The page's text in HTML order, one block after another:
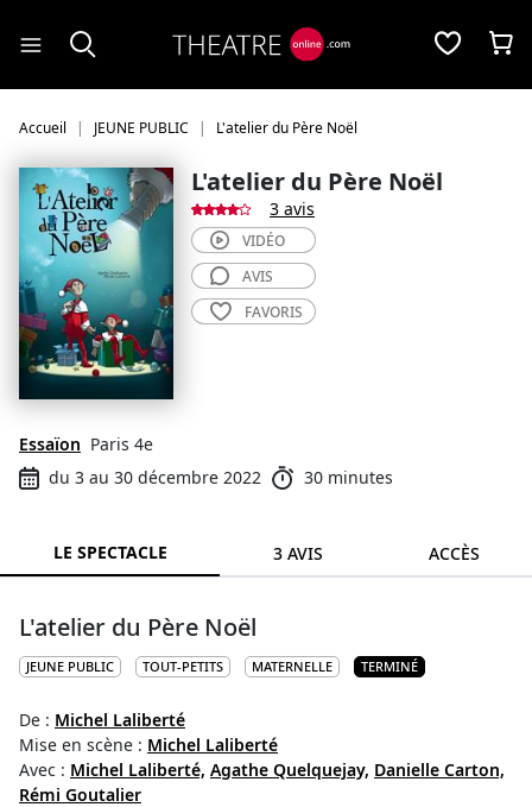
Accueil JEUNE PUBLIC L'atelier du Père Noël
L'atelier du Père Noël
3 avis
Essaïon Paris 4e
du 3 au 30 décembre 2022
30 minutes
VIDÉO
AVIS
FAVORIS
LE SPECTACLE 3 AVIS ACCÈS
L'atelier du Père Noël
JEUNE PUBLIC TOUT-PETITS MATERNELLE TERMINÉ
De : Michel Laliberté
Mise en scène : Michel Laliberté
Avec : Michel Laliberté, Agathe Quelquejay, Danielle Carton,
Rémi Goutalier